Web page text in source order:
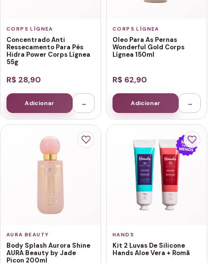
CORPS LÍGNEA
Concentrado Anti
Ressecamento Para Pés
Hidra Power Corps Lígnea
55g
R$ 28,90
Adicionar →
CORPS LÍGNEA
Oleo Para As Pernas
Wonderful Gold Corps
Lígnea 150ml
R$ 62,90
Adicionar →
AURA BEAUTY
Body Splash Aurora Shine
AURA Beauty by Jade
Picon 200ml
HANDS
Kit 2 Luvas De Silicone
Hands Aloe Vera + Romã